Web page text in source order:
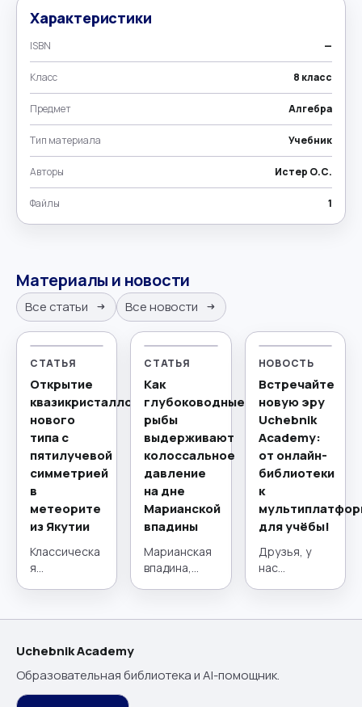
Характеристики
ISBN —
Класс 8 класс
Предмет Алгебра
Тип материала Учебник
Авторы Истер О.С.
Файлы 1
Материалы и новости
Все статьи Все новости
СТАТЬЯ
Открытие
квазикристаллов
нового
типа с
пятилучевой
симметрией
в
метеорите
из Якутии
Классическа
я
краеугольны
материалов
протяжении
столетий,
СТАТЬЯ
Как
глубоководные
рыбы
выдерживают
колоссальное
давление
на дне
Марианской
впадины
Марианская
впадина,
западной
т собой
НОВОСТЬ
Встречайте
новую эру
Uchebnik
Academy:
от онлайн-
библиотеки
к
для учёбы!
Друзья, у
нас
июля наш
шаг вперёд.
Uchebnik Academy
Образовательная библиотека и AI-помощник.